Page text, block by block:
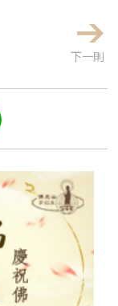
下一則